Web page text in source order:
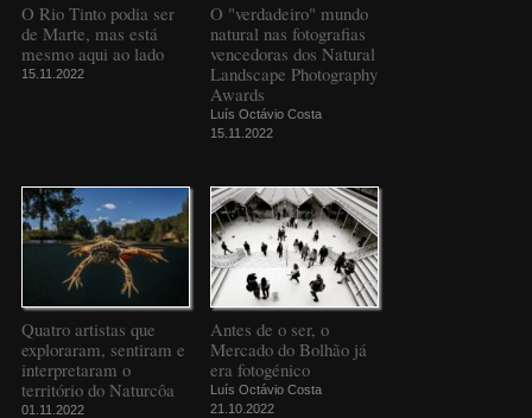
O Rio Tinto podia ser
de Marte, mas está
mesmo aqui ao lado
15.11.2022
O "verdadeiro" mundo
natural nas fotografias
vencedoras dos Natural
Landscape Photography
Awards
Luís Octávio Costa
15.11.2022
Quatro artistas que
exploraram, sentiram e
interpretaram o
território do Naturcôa
01.11.2022
Antes de o ser, o
Mercado do Bolhão já
era fotogénico
Luís Octávio Costa
21.10.2022